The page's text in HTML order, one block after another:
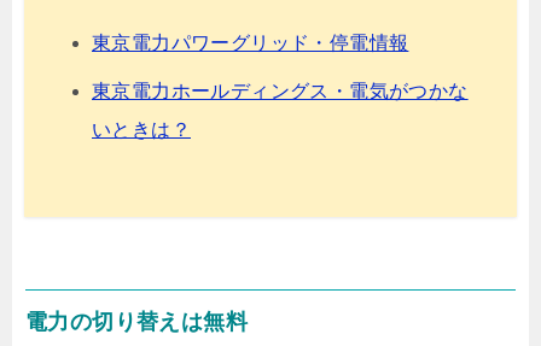
東京電力パワーグリッド・停電情報
東京電力ホールディングス・電気がつかな
いときは？
電力の切り替えは無料